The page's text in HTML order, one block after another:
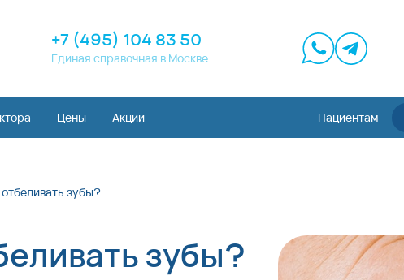
+7 (495) 104 83 50
Единая справочная в Москве
Цены Акции Пациентам
зубы?
зубы?